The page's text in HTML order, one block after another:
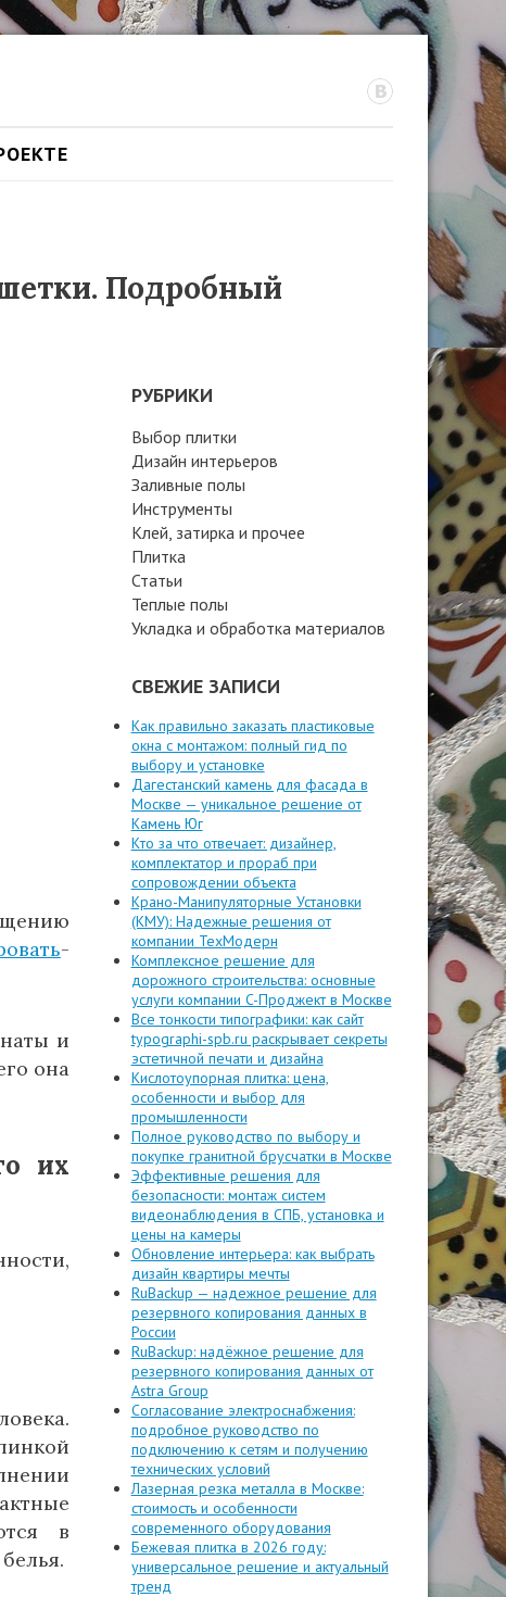
Подробный
-
и
она
их
в
РУБРИКИ
Выбор плитки
Дизайн интерьеров
Заливные полы
Инструменты
Клей, затирка и прочее
Плитка
Статьи
Теплые полы
Укладка и обработка материалов
СВЕЖИЕ ЗАПИСИ
Как правильно заказать пластиковые
окна с монтажом: полный гид по
выбору и установке
Дагестанский камень для фасада в
Москве — уникальное решение от
Камень Юг
Кто за что отвечает: дизайнер,
комплектатор и прораб при
сопровождении объекта
Крано-Манипуляторные Установки
(КМУ): Надежные решения от
компании ТехМодерн
Комплексное решение для
дорожного строительства: основные
услуги компании C-Проджект в Москве
Все тонкости типографики: как сайт
typographi-spb.ru раскрывает секреты
эстетичной печати и дизайна
Кислотоупорная плитка: цена,
особенности и выбор для
промышленности
Полное руководство по выбору и
покупке гранитной брусчатки в Москве
Эффективные решения для
безопасности: монтаж систем
видеонаблюдения в СПБ, установка и
цены на камеры
Обновление интерьера: как выбрать
дизайн квартиры мечты
RuBackup — надежное решение для
резервного копирования данных в
России
RuBackup: надёжное решение для
резервного копирования данных от
Astra Group
Согласование электроснабжения:
подробное руководство по
подключению к сетям и получению
технических условий
Лазерная резка металла в Москве:
стоимость и особенности
современного оборудования
Бежевая плитка в 2026 году:
универсальное решение и актуальный
тренд